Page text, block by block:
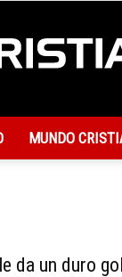
MUNDO
da un duro